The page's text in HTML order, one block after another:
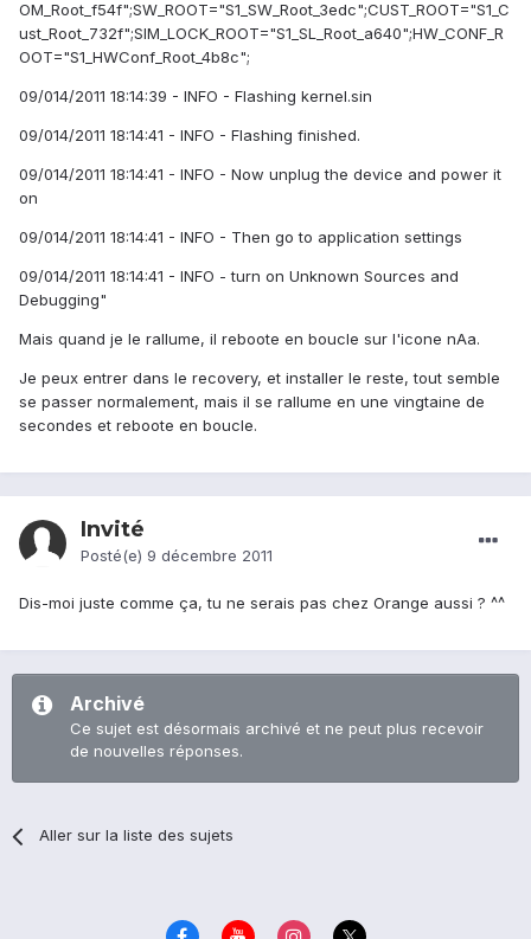
OM_Root_f54f";SW_ROOT="S1_SW_Root_3edc";CUST_ROOT="S1_C
ust_Root_732f";SIM_LOCK_ROOT="S1_SL_Root_a640";HW_CONF_R
OOT="S1_HWConf_Root_4b8c";
09/014/2011 18:14:39 - INFO - Flashing kernel.sin
09/014/2011 18:14:41 - INFO - Flashing finished.
09/014/2011 18:14:41 - INFO - Now unplug the device and power it
on
09/014/2011 18:14:41 - INFO - Then go to application settings
09/014/2011 18:14:41 - INFO - turn on Unknown Sources and
Debugging"
Mais quand je le rallume, il reboote en boucle sur l'icone nAa.
Je peux entrer dans le recovery, et installer le reste, tout semble
se passer normalement, mais il se rallume en une vingtaine de
secondes et reboote en boucle.
Invité
Posté(e) 9 décembre 2011
Dis-moi juste comme ça, tu ne serais pas chez Orange aussi ? ^^
Archivé
Ce sujet est désormais archivé et ne peut plus recevoir
de nouvelles réponses.
Aller sur la liste des sujets